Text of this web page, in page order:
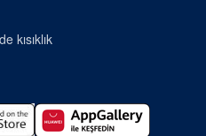
kısıklık